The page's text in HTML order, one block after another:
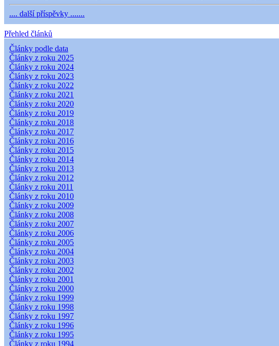
.... další příspěvky .......
Přehled článků
Články podle data
Články z roku 2025
Články z roku 2024
Články z roku 2023
Články z roku 2022
Články z roku 2021
Články z roku 2020
Články z roku 2019
Články z roku 2018
Články z roku 2017
Články z roku 2016
Články z roku 2015
Články z roku 2014
Články z roku 2013
Články z roku 2012
Články z roku 2011
Články z roku 2010
Články z roku 2009
Články z roku 2008
Články z roku 2007
Články z roku 2006
Články z roku 2005
Články z roku 2004
Články z roku 2003
Články z roku 2002
Články z roku 2001
Články z roku 2000
Články z roku 1999
Články z roku 1998
Články z roku 1997
Články z roku 1996
Články z roku 1995
Články z roku 1994